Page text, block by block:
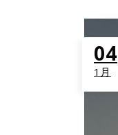
04
1月